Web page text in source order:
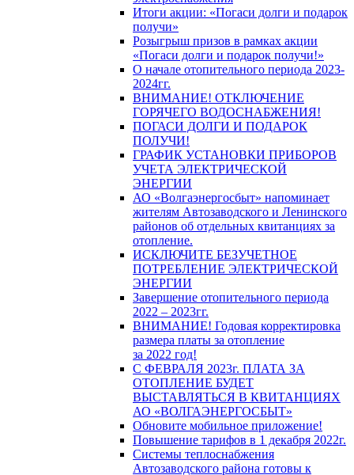
Итоги акции: «Погаси долги и подарок
получи»
Розыгрыш призов в рамках акции
«Погаси долги и подарок получи!»
О начале отопительного периода 2023-
2024гг.
ВНИМАНИЕ! ОТКЛЮЧЕНИЕ
ГОРЯЧЕГО ВОДОСНАБЖЕНИЯ!
ПОГАСИ ДОЛГИ И ПОДАРОК
ПОЛУЧИ!
ГРАФИК УСТАНОВКИ ПРИБОРОВ
УЧЕТА ЭЛЕКТРИЧЕСКОЙ
ЭНЕРГИИ
АО «Волгаэнергосбыт» напоминает
жителям Автозаводского и Ленинского
районов об отдельных квитанциях за
отопление.
ИСКЛЮЧИТЕ БЕЗУЧЕТНОЕ
ПОТРЕБЛЕНИЕ ЭЛЕКТРИЧЕСКОЙ
ЭНЕРГИИ
Завершение отопительного периода
2022 – 2023гг.
ВНИМАНИЕ! Годовая корректировка
размера платы за отопление
за 2022 год!
С ФЕВРАЛЯ 2023г. ПЛАТА ЗА
ОТОПЛЕНИЕ БУДЕТ
ВЫСТАВЛЯТЬСЯ В КВИТАНЦИЯХ
АО «ВОЛГАЭНЕРГОСБЫТ»
Обновите мобильное приложение!
Повышение тарифов в 1 декабря 2022г.
Системы теплоснабжения
Автозаводского района готовы к